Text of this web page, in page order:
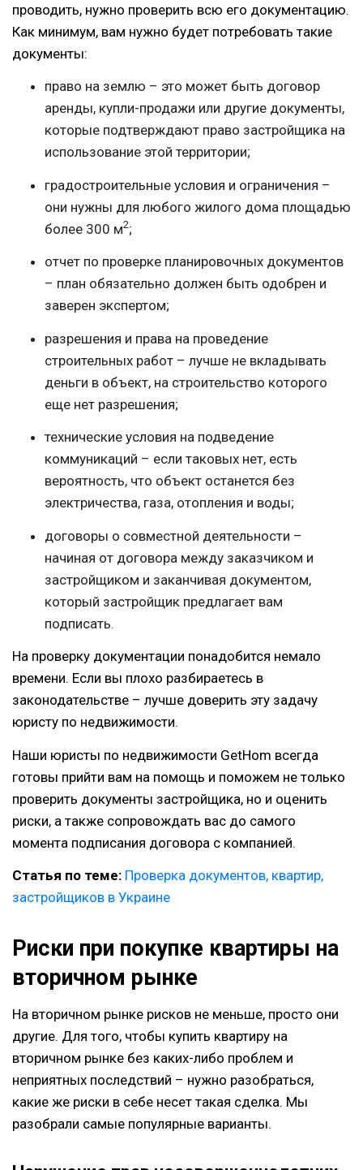
проводить, нужно проверить всю его документацию.
Как минимум, вам нужно будет потребовать такие
документы:
право на землю – это может быть договор
аренды, купли-продажи или другие документы,
которые подтверждают право застройщика на
использование этой территории;
градостроительные условия и ограничения –
они нужны для любого жилого дома площадью
более 300 м2;
отчет по проверке планировочных документов
– план обязательно должен быть одобрен и
заверен экспертом;
разрешения и права на проведение
строительных работ – лучше не вкладывать
деньги в объект, на строительство которого
еще нет разрешения;
технические условия на подведение
коммуникаций – если таковых нет, есть
вероятность, что объект останется без
электричества, газа, отопления и воды;
договоры о совместной деятельности –
начиная от договора между заказчиком и
застройщиком и заканчивая документом,
который застройщик предлагает вам
подписать.
На проверку документации понадобится немало
времени. Если вы плохо разбираетесь в
законодательстве – лучше доверить эту задачу
юристу по недвижимости.
Наши юристы по недвижимости GetHom всегда
готовы прийти вам на помощь и поможем не только
проверить документы застройщика, но и оценить
риски, а также сопровождать вас до самого
момента подписания договора с компанией.
Статья по теме: Проверка документов, квартир,
застройщиков в Украине
Риски при покупке квартиры на
вторичном рынке
На вторичном рынке рисков не меньше, просто они
другие. Для того, чтобы купить квартиру на
вторичном рынке без каких-либо проблем и
неприятных последствий – нужно разобраться,
какие же риски в себе несет такая сделка. Мы
разобрали самые популярные варианты.